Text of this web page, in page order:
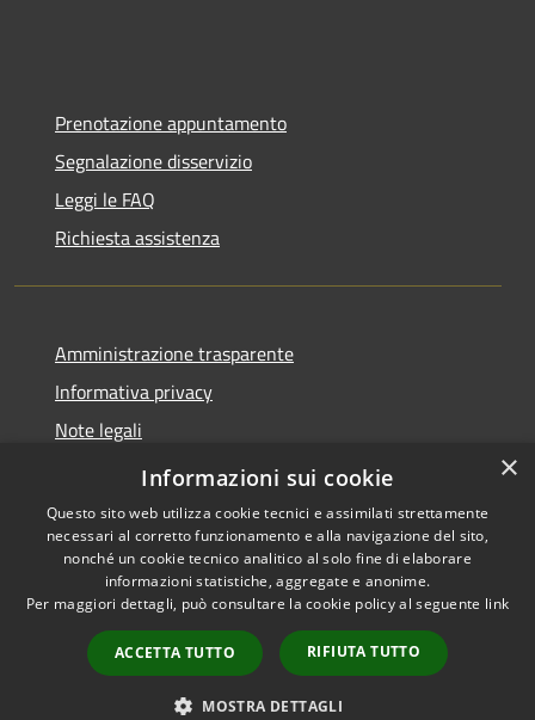
Prenotazione appuntamento
Segnalazione disservizio
Leggi le FAQ
Richiesta assistenza
Amministrazione trasparente
Informativa privacy
Note legali
Dichiarazione di accessibilità
Accessibilità
Copyright © 2026 • Comune di
Loculi • Powered by
Municipium•
Accesso
redazione
×
Informazioni sui cookie
Questo sito web utilizza cookie tecnici e assimilati strettamente
necessari al corretto funzionamento e alla navigazione del sito,
nonché un cookie tecnico analitico al solo fine di elaborare
informazioni statistiche, aggregate e anonime.
Per maggiori dettagli, può consultare la cookie policy al seguente link
ACCETTA TUTTO RIFIUTA TUTTO
MOSTRA DETTAGLI